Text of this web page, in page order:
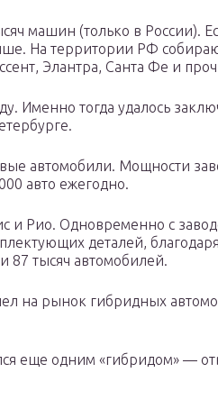
машин (только в России).
На территории РФ
Элантра, Санта Фе и
Именно тогда удалось
автомобили. Мощности
авто ежегодно.
и Рио. Одновременно с
деталей,
87 тысяч автомобилей.
на рынок гибридных
еще одним «гибридом» —